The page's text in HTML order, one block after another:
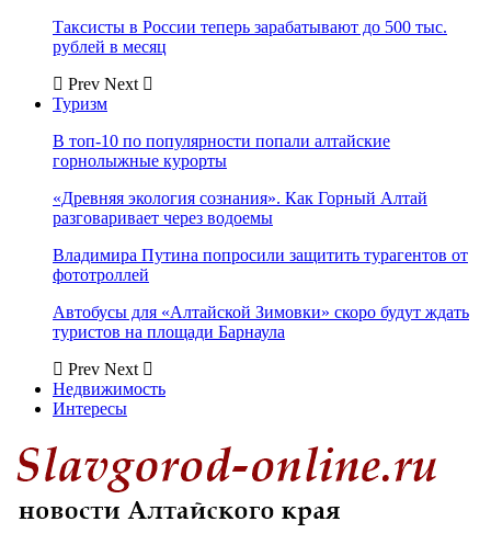
Таксисты в России теперь зарабатывают до 500 тыс.
рублей в месяц
Prev Next
Туризм
В топ-10 по популярности попали алтайские
горнолыжные курорты
«Древняя экология сознания». Как Горный Алтай
разговаривает через водоемы
Владимира Путина попросили защитить турагентов от
фототроллей
Автобусы для «Алтайской Зимовки» скоро будут ждать
туристов на площади Барнаула
Prev Next
Недвижимость
Интересы